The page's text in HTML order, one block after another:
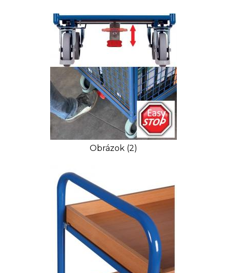
Obrázok (2)